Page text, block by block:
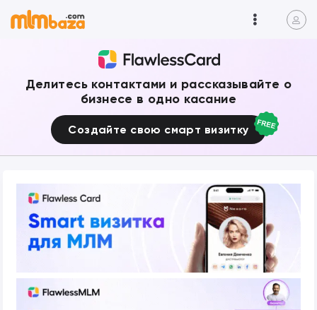
Делитесь контактами и рассказывайте о
бизнесе в одно касание
Создайте свою смарт визитку